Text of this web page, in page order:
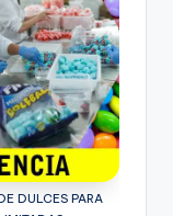
DULCES PARA